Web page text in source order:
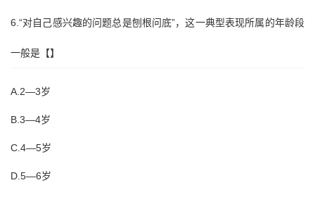
6.“对自己感兴趣的问题总是刨根问底”，这一典型表现所属的年龄段
一般是【】
A.2—3岁
B.3—4岁
C.4—5岁
D.5—6岁